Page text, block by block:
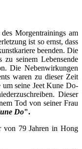
Morgentrainings am
ist so ernst, dass
beenden. Die
seinem Lebensende
Die Nebenwirkungen
waren zu dieser Zeit
seine Jeet Kune Do-
Dieser
Tod von seiner Frau
Do".
von 79 Jahren in Hong